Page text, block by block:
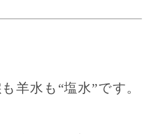
羊水も“塩水”です。